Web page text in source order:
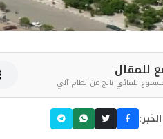
للمقال
تلقائي ناتج عن نظام آلي